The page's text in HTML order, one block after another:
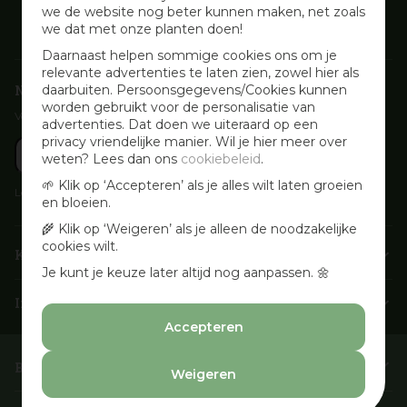
we de website nog beter kunnen maken, net zoals
we dat met onze planten doen!
Daarnaast helpen sommige cookies ons om je
relevante advertenties te laten zien, zowel hier als
daarbuiten. Persoonsgegevens/Cookies kunnen
worden gebruikt voor de personalisatie van
advertenties. Dat doen we uiteraard op een
privacy vriendelijke manier. Wil je hier meer over
weten? Lees dan ons cookiebeleid.
🌱 Klik op ‘Accepteren’ als je alles wilt laten groeien
en bloeien.
🌾 Klik op ‘Weigeren’ als je alleen de noodzakelijke
cookies wilt.
Je kunt je keuze later altijd nog aanpassen. 🌼
Accepteren
Weigeren
Nieuwsbrief aanmelden
Voor wekelijkse aanbiedingen, activiteiten en inspirerende tips
Lees onzePrivacyverklaring
Klantenservice
Info & openingstijden